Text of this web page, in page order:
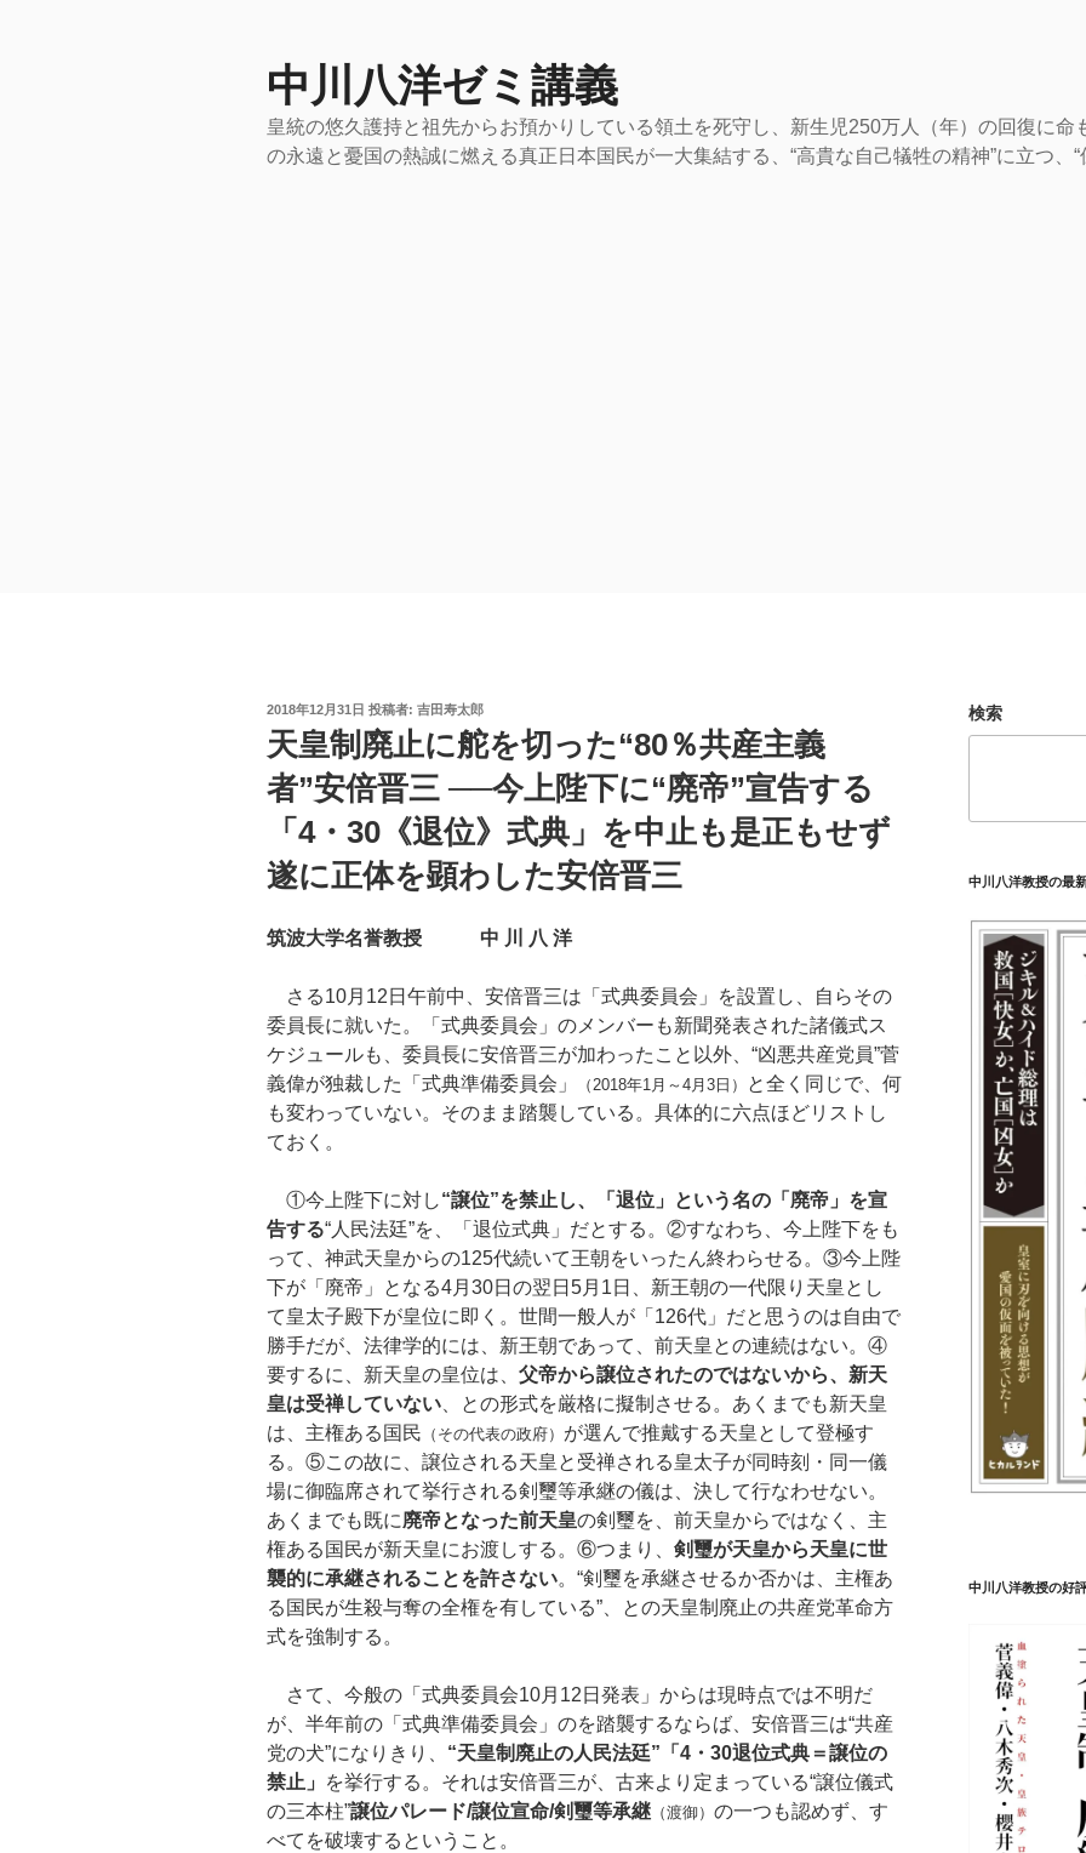
中川八洋ゼミ講義
皇統の悠久護持と祖先からお預かりしている領土を死守し、新生児250万人（年）の回復に命
の永遠と憂国の熱誠に燃える真正日本国民が一大集結する、“高貴な自己犠牲の精神”に立つ、
投
稿
日:
2018年12月31日 投稿者: 吉田寿太郎
天皇制廃止に舵を切った“80％共産主義
者”安倍晋三 ──今上陛下に“廃帝”宣告する
「4・30《退位》式典」を中止も是正もせず
遂に正体を顕わした安倍晋三
筑波大学名誉教授 中 川 八 洋
さる10月12日午前中、安倍晋三は「式典委員会」を設置し、自らその
委員長に就いた。「式典委員会」のメンバーも新聞発表された諸儀式ス
ケジュールも、委員長に安倍晋三が加わったこと以外、“凶悪共産党員”菅
義偉が独裁した「式典準備委員会」
（2018年1月～4月3日）
と全く同じで、何
も変わっていない。そのまま踏襲している。具体的に六点ほどリストし
ておく。
①今上陛下に対し“譲位”を禁止し、「退位」という名の「廃帝」を宣
告する“人民法廷”を、「退位式典」だとする。②すなわち、今上陛下をも
って、神武天皇からの125代続いて王朝をいったん終わらせる。③今上陛
下が「廃帝」となる4月30日の翌日5月1日、新王朝の一代限り天皇とし
て皇太子殿下が皇位に即く。世間一般人が「126代」だと思うのは自由で
勝手だが、法律学的には、新王朝であって、前天皇との連続はない。④
要するに、新天皇の皇位は、 父帝から譲位されたのではないから、新天
皇は受禅していない 、との形式を厳格に擬制させる。あくまでも新天皇
は、主権ある国民 （その代表の政府） が選んで推戴する天皇として登極す
る。⑤この故に、譲位される天皇と受禅される皇太子が同時刻・同一儀
場に御臨席されて挙行される剣璽等承継の儀は、決して行なわせない。
あくまでも既に廃帝となった前天皇の剣璽を、前天皇からではなく、主
権ある国民が新天皇にお渡しする。⑥つまり、 剣璽が天皇から天皇に世
襲的に承継されることを許さない。“剣璽を承継させるか否かは、主権あ
る国民が生殺与奪の全権を有している”、との天皇制廃止の共産党革命方
式を強制する。
さて、今般の「式典委員会10月12日発表」からは現時点では不明だ
が、半年前の「式典準備委員会」のを踏襲するならば、安倍晋三は“共産
党の犬”になりきり、 “天皇制廃止の人民法廷”「4・30退位式典＝譲位の
禁止」
を挙行する。それは安倍晋三が、古来より定まっている“譲位儀式
の三本柱”譲位パレード/譲位宣命/剣璽等承継 （渡御） の一つも認めず、す
べてを破壊するということ。
検索
中川八洋教授の最
中川八洋教授の好